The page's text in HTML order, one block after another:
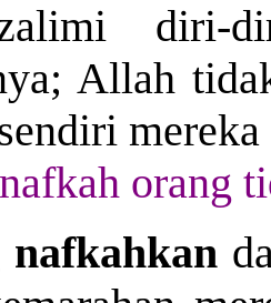
Allah
orang
nafkahkan